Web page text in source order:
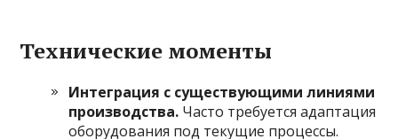
Технические моменты
Интеграция с существующими линиями
производства. Часто требуется адаптация
оборудования под текущие процессы.